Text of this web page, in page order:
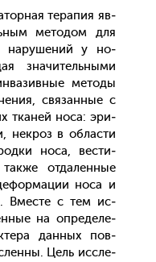
те­рапия яв­
ме­тодом для
на­руше­ний у но­
зна­читель­ны­ми
ме­тоды
свя­зан­ные с
тка­ней но­са: эри­
нек­роз в об­ласти
но­са, вес­ти­
от­да­лен­ные
но­са и
Вмес­те с тем ис­
на оп­ре­деле­
дан­ных пов­
Цель ис­сле­